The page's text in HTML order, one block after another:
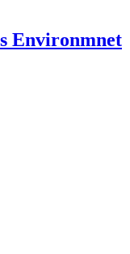
Environmnet